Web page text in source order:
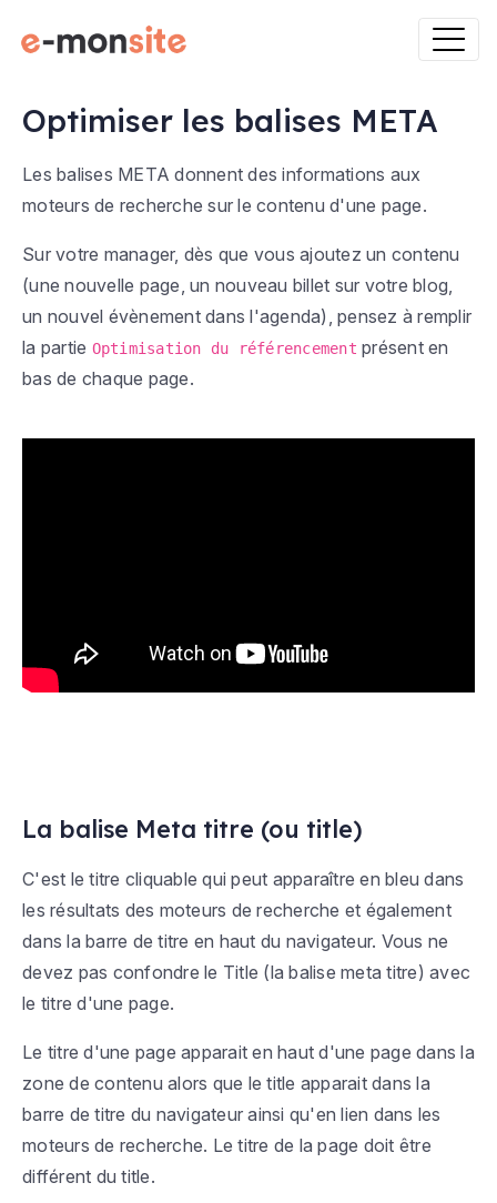
Optimiser les balises META
Les balises META donnent des informations aux
moteurs de recherche sur le contenu d'une page.
Sur votre manager, dès que vous ajoutez un contenu
(une nouvelle page, un nouveau billet sur votre blog,
un nouvel évènement dans l'agenda), pensez à remplir
la partie Optimisation du référencement présent en
bas de chaque page.
La balise Meta titre (ou title)
C'est le titre cliquable qui peut apparaître en bleu dans
les résultats des moteurs de recherche et également
dans la barre de titre en haut du navigateur. Vous ne
devez pas confondre le Title (la balise meta titre) avec
le titre d'une page.
Le titre d'une page apparait en haut d'une page dans la
zone de contenu alors que le title apparait dans la
barre de titre du navigateur ainsi qu'en lien dans les
moteurs de recherche. Le titre de la page doit être
différent du title.